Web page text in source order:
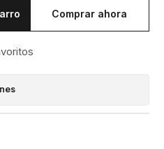
Comprar ahora